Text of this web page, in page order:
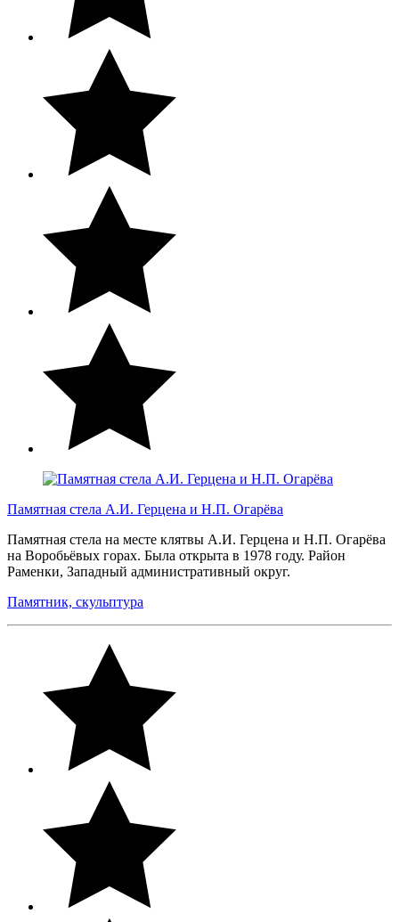
Памятная стела А.И. Герцена и Н.П. Огарёва
Памятная стела на месте клятвы А.И. Герцена и Н.П. Огарёва
на Воробьёвых горах. Была открыта в 1978 году. Район
Раменки, Западный административный округ.
Памятник, скульптура